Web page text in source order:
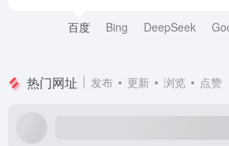
百度 Bing DeepSeek
热门网址 发布 更新 浏览 点赞